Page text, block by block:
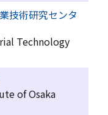
技術研究センタ
Technology
of Osaka